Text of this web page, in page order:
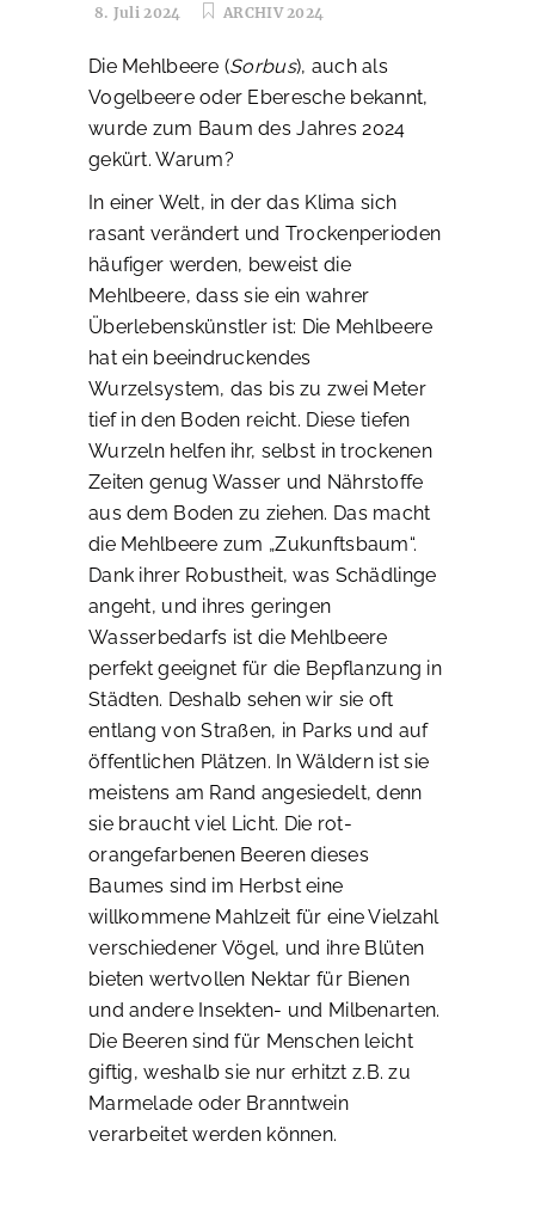
8. Juli 2024 ARCHIV 2024
Die Mehlbeere (Sorbus), auch als
Vogelbeere oder Eberesche bekannt,
wurde zum Baum des Jahres 2024
gekürt. Warum?
In einer Welt, in der das Klima sich
rasant verändert und Trockenperioden
häufiger werden, beweist die
Mehlbeere, dass sie ein wahrer
Überlebenskünstler ist: Die Mehlbeere
hat ein beeindruckendes
Wurzelsystem, das bis zu zwei Meter
tief in den Boden reicht. Diese tiefen
Wurzeln helfen ihr, selbst in trockenen
Zeiten genug Wasser und Nährstoffe
aus dem Boden zu ziehen. Das macht
die Mehlbeere zum „Zukunftsbaum“.
Dank ihrer Robustheit, was Schädlinge
angeht, und ihres geringen
Wasserbedarfs ist die Mehlbeere
perfekt geeignet für die Bepflanzung in
Städten. Deshalb sehen wir sie oft
entlang von Straßen, in Parks und auf
öffentlichen Plätzen. In Wäldern ist sie
meistens am Rand angesiedelt, denn
sie braucht viel Licht. Die rot-
orangefarbenen Beeren dieses
Baumes sind im Herbst eine
willkommene Mahlzeit für eine Vielzahl
verschiedener Vögel, und ihre Blüten
bieten wertvollen Nektar für Bienen
und andere Insekten- und Milbenarten.
Die Beeren sind für Menschen leicht
giftig, weshalb sie nur erhitzt z.B. zu
Marmelade oder Branntwein
verarbeitet werden können.